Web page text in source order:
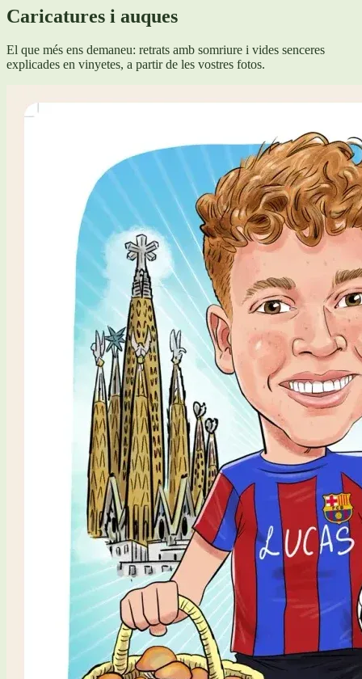
Caricatures i auques
El que més ens demaneu: retrats amb somriure i vides senceres
explicades en vinyetes, a partir de les vostres fotos.